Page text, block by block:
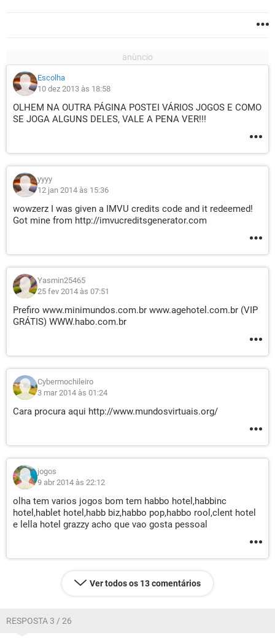
Escolha
10 dez 2013 às 18:58
OLHEM NA OUTRA PÁGINA POSTEI VÁRIOS JOGOS E COMO
SE JOGA ALGUNS DELES, VALE A PENA VER!!!
yyyy
12 jan 2014 às 15:36
wowzerz I was given a IMVU credits code and it redeemed!
Got mine from http://imvucreditsgenerator.com
Yasmin25465
25 fev 2014 às 07:51
Prefiro www.minimundos.com.br www.agehotel.com.br (VIP
GRÁTIS) WWW.habo.com.br
Cybermochileiro
3 mar 2014 às 01:24
Cara procura aqui http://www.mundosvirtuais.org/
jogos
9 abr 2014 às 22:12
olha tem varios jogos bom tem habbo hotel,habbinc
hotel,hablet hotel,habb biz,habbo pop,habbo rool,clent hotel
e lella hotel grazzy acho que vao gosta pessoal
Ver todos os 13 comentários
RESPOSTA 3 / 26